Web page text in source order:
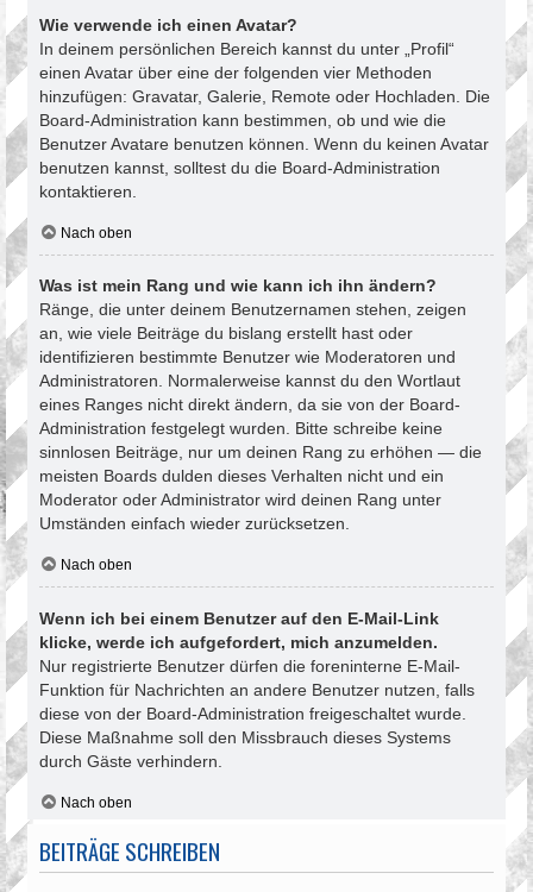
Wie verwende ich einen Avatar?
In deinem persönlichen Bereich kannst du unter „Profil“
einen Avatar über eine der folgenden vier Methoden
hinzufügen: Gravatar, Galerie, Remote oder Hochladen. Die
Board-Administration kann bestimmen, ob und wie die
Benutzer Avatare benutzen können. Wenn du keinen Avatar
benutzen kannst, solltest du die Board-Administration
kontaktieren.
Nach oben
Was ist mein Rang und wie kann ich ihn ändern?
Ränge, die unter deinem Benutzernamen stehen, zeigen
an, wie viele Beiträge du bislang erstellt hast oder
identifizieren bestimmte Benutzer wie Moderatoren und
Administratoren. Normalerweise kannst du den Wortlaut
eines Ranges nicht direkt ändern, da sie von der Board-
Administration festgelegt wurden. Bitte schreibe keine
sinnlosen Beiträge, nur um deinen Rang zu erhöhen — die
meisten Boards dulden dieses Verhalten nicht und ein
Moderator oder Administrator wird deinen Rang unter
Umständen einfach wieder zurücksetzen.
Nach oben
Wenn ich bei einem Benutzer auf den E-Mail-Link
klicke, werde ich aufgefordert, mich anzumelden.
Nur registrierte Benutzer dürfen die foreninterne E-Mail-
Funktion für Nachrichten an andere Benutzer nutzen, falls
diese von der Board-Administration freigeschaltet wurde.
Diese Maßnahme soll den Missbrauch dieses Systems
durch Gäste verhindern.
Nach oben
BEITRÄGE SCHREIBEN